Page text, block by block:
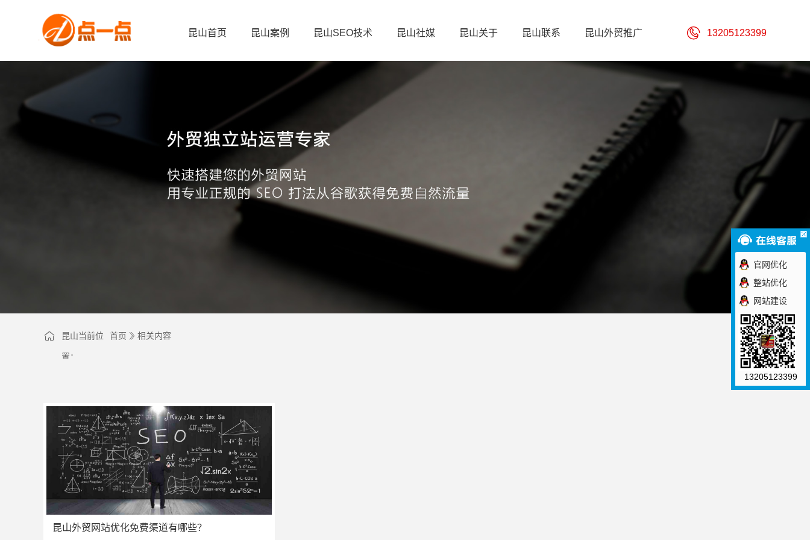
昆山首页 昆山案例 昆山SEO技术 昆山社媒 昆山关于 昆山联系 昆山外贸推广 13205123399
昆山当前位
置：
首页 相关内容
昆山外贸网站优化免费渠道有哪些？
官网优化
整站优化
网站建设
13205123399